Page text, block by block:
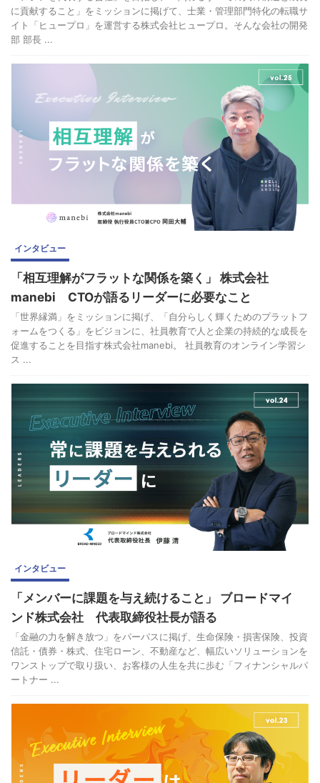
に貢献すること」をミッションに掲げて、士業・管理部門特化の転職サ
イト「ヒュープロ」を運営する株式会社ヒュープロ。そんな会社の開発
部 部長 ...
インタビュー
「相互理解がフラットな関係を築く」 株式会社
manebi CTOが語るリーダーに必要なこと
「世界縁満」をミッションに掲げ、「自分らしく輝くためのプラットフ
ォームをつくる」をビジョンに、社員教育で人と企業の持続的な成長を
促進することを目指す株式会社manebi。 社員教育のオンライン学習シ
ス ...
インタビュー
「メンバーに課題を与え続けること」 ブロードマイ
ンド株式会社 代表取締役社長が語る
「金融の力を解き放つ」をパーパスに掲げ、生命保険・損害保険、投資
信託・債券・株式、住宅ローン、不動産など、幅広いソリューションを
ワンストップで取り扱い、お客様の人生を共に歩む「フィナンシャルパ
ートナー ...